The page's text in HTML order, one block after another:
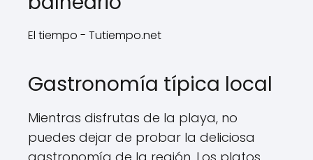
El tiempo - Tutiempo.net
Gastronomía típica local
Mientras disfrutas de la playa, no
puedes dejar de probar la deliciosa